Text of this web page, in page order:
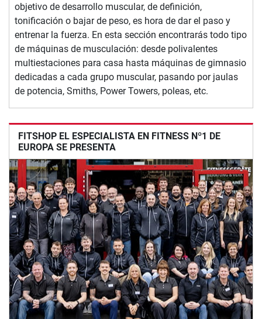
objetivo de desarrollo muscular, de definición,
tonificación o bajar de peso, es hora de dar el paso y
entrenar la fuerza. En esta sección encontrarás todo tipo
de máquinas de musculación: desde polivalentes
multiestaciones para casa hasta máquinas de gimnasio
dedicadas a cada grupo muscular, pasando por jaulas
de potencia, Smiths, Power Towers, poleas, etc.
FITSHOP EL ESPECIALISTA EN FITNESS Nº1 DE
EUROPA SE PRESENTA